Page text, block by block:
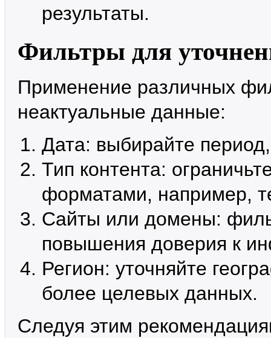
результаты.
Фильтры для
Применение различных
неактуальные данные:
Дата: выбирайте
Тип контента:
форматами, например,
Сайты или домены:
повышения доверия к
Регион: уточняйте
более целевых данных.
Следуя этим